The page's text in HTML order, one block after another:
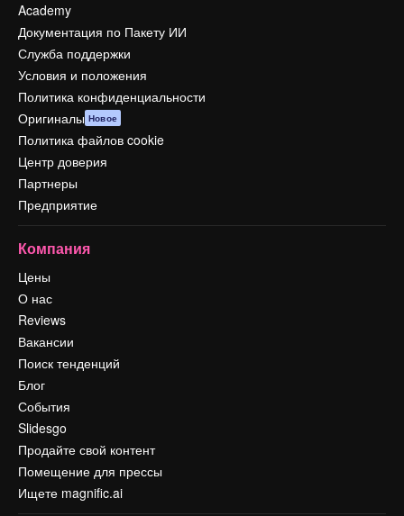
Academy
Документация по Пакету ИИ
Служба поддержки
Условия и положения
Политика конфиденциальности
Оригиналы Новое
Политика файлов cookie
Центр доверия
Партнеры
Предприятие
Компания
Цены
О нас
Reviews
Вакансии
Поиск тенденций
Блог
События
Slidesgo
Продайте свой контент
Помещение для прессы
Ищете magnific.ai